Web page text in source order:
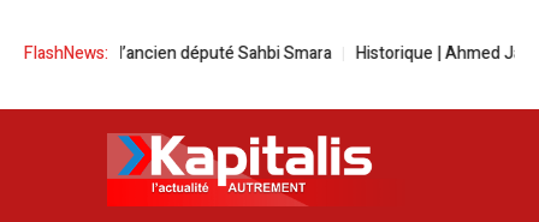
FlashNews:
pour l’ancien député Sahbi Smara Historique | Ahmed Jaouadi